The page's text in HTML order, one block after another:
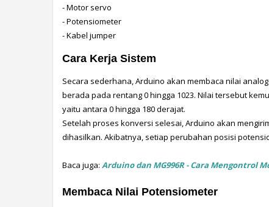
- Motor servo
- Potensiometer
- Kabel jumper
Cara Kerja Sistem
Secara sederhana, Arduino akan membaca nilai
berada pada rentang 0 hingga 1023. Nilai tersebut
yaitu antara 0 hingga 180 derajat.
Setelah proses konversi selesai, Arduino akan
dihasilkan. Akibatnya, setiap perubahan posisi
Baca juga: Arduino dan MG996R - Cara Mengontrol
Membaca Nilai Potensiometer